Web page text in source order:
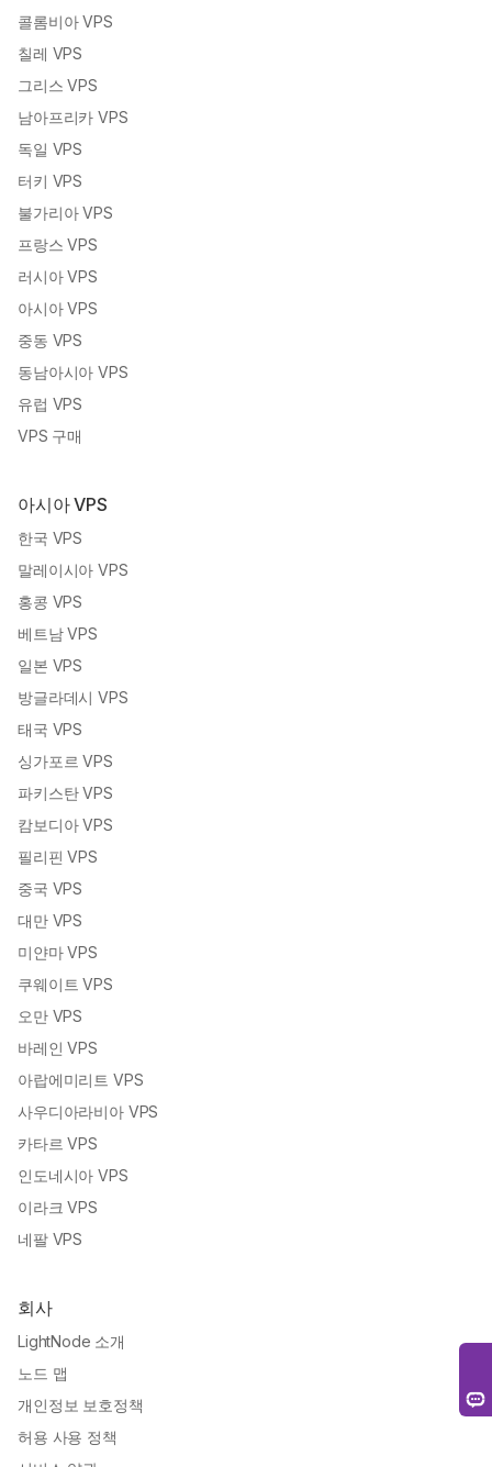
콜롬비아 VPS
칠레 VPS
그리스 VPS
남아프리카 VPS
독일 VPS
터키 VPS
불가리아 VPS
프랑스 VPS
러시아 VPS
아시아 VPS
중동 VPS
동남아시아 VPS
유럽 VPS
VPS 구매
아시아 VPS
한국 VPS
말레이시아 VPS
홍콩 VPS
베트남 VPS
일본 VPS
방글라데시 VPS
태국 VPS
싱가포르 VPS
파키스탄 VPS
캄보디아 VPS
필리핀 VPS
중국 VPS
대만 VPS
미얀마 VPS
쿠웨이트 VPS
오만 VPS
바레인 VPS
아랍에미리트 VPS
사우디아라비아 VPS
카타르 VPS
인도네시아 VPS
이라크 VPS
네팔 VPS
회사
LightNode 소개
노드 맵
개인정보 보호정책
허용 사용 정책